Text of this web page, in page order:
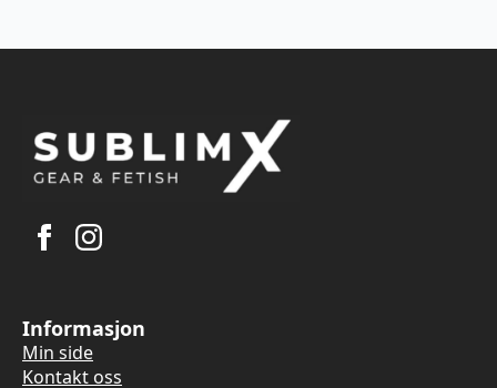
Informasjon
Min side
Kontakt oss